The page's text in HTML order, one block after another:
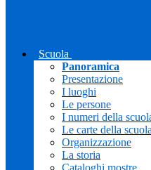
Scuola
Panoramica
Presentazione
I luoghi
Le persone
I numeri della
Le carte della scuola
Organizzazione
La storia